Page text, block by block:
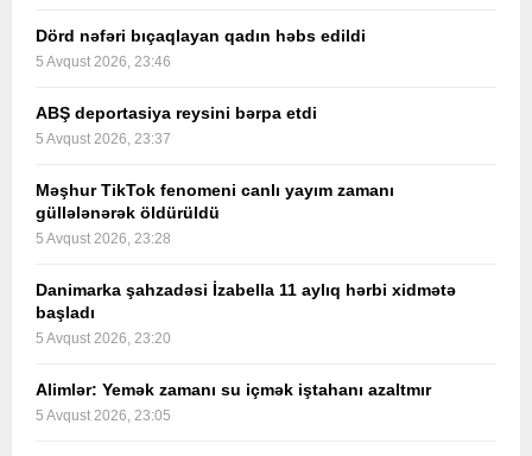
Dörd nəfəri bıçaqlayan qadın həbs edildi
5 Avqust 2026, 23:46
ABŞ deportasiya reysini bərpa etdi
5 Avqust 2026, 23:37
Məşhur TikTok fenomeni canlı yayım zamanı
güllələnərək öldürüldü
5 Avqust 2026, 23:28
Danimarka şahzadəsi İzabella 11 aylıq hərbi xidmətə
başladı
5 Avqust 2026, 23:20
Alimlər: Yemək zamanı su içmək iştahanı azaltmır
5 Avqust 2026, 23:05